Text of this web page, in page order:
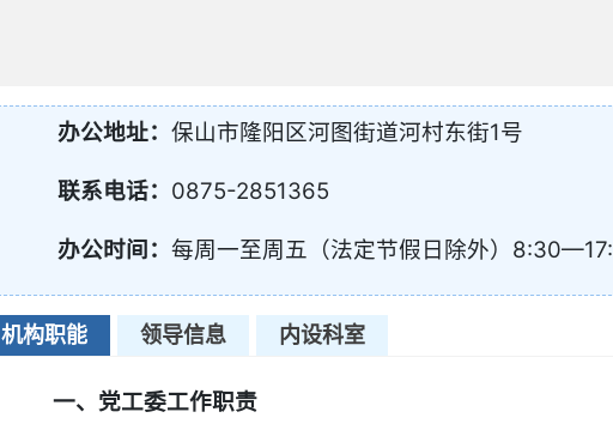
办公地址：保山市隆阳区河图街道河村东街1号
联系电话： 0875-2851365
办公时间：每周一至周五（法定节假日除外）
机构职能 领导信息 内设科室
一、党工委工作职责